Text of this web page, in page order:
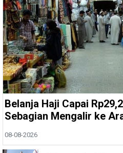
Belanja Haji Capai
Sebagian Mengalir ke
08-08-2026